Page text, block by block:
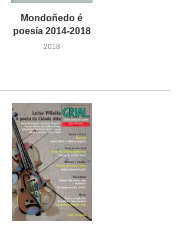
Mondoñedo é
poesía 2014-2018
2018